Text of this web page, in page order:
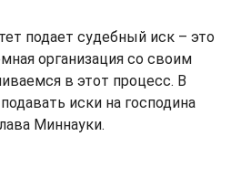
подает судебный иск – это
организация со своим
в этот процесс. В
иски на господина
Миннауки.